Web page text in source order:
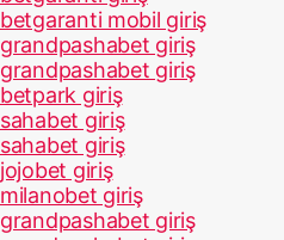
betgaranti mobil giriş
grandpashabet giriş
grandpashabet giriş
betpark giriş
sahabet giriş
sahabet giriş
jojobet giriş
milanobet giriş
grandpashabet giriş